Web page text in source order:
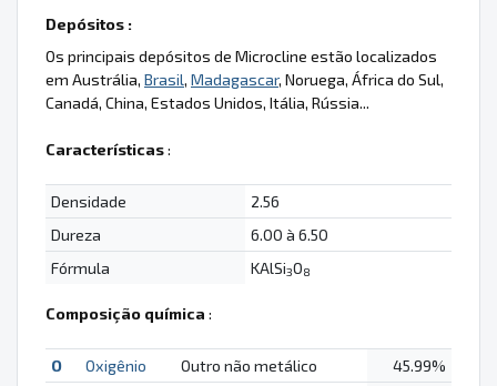
Depósitos :
Os principais depósitos de Microcline estão localizados
em Austrália, Brasil, Madagascar, Noruega, África do Sul,
Canadá, China, Estados Unidos, Itália, Rússia...
Características:
Densidade
2.56
Dureza
6.00 à 6.50
Fórmula
KAlSi3O8
Composição química :
O Oxigênio Outro não metálico
45.99%